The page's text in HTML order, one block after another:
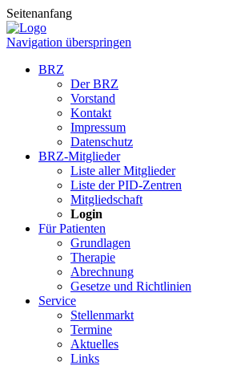
Seitenanfang
Navigation überspringen
BRZ
Der BRZ
Vorstand
Kontakt
Impressum
Datenschutz
BRZ-Mitglieder
Liste aller Mitglieder
Liste der PID-Zentren
Mitgliedschaft
Login
Für Patienten
Grundlagen
Therapie
Abrechnung
Gesetze und Richtlinien
Service
Stellenmarkt
Termine
Aktuelles
Links